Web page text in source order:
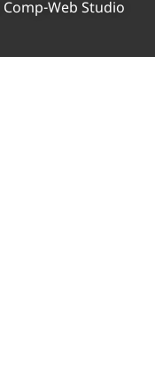
Comp-Web Studio